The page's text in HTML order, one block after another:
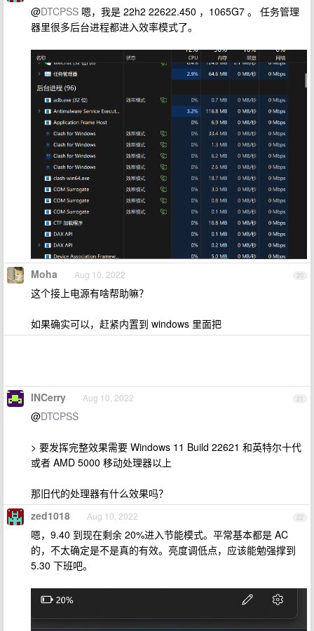
@DTCPSS 嗯，我是 22h2 22622.450 ，1065G7 。 任务管理
器里很多后台进程都进入效率模式了。
20
Moha Aug 10, 2022
这个接上电源有啥帮助嘛？
如果确实可以，赶紧内置到 windows 里面把
21
INCerry Aug 10, 2022
@DTCPSS
> 要发挥完整效果需要 Windows 11 Build 22621 和英特尔十代
或者 AMD 5000 移动处理器以上
那旧代的处理器有什么效果吗？
22
zed1018 Aug 10, 2022
嗯，9.40 到现在剩余 20%进入节能模式。平常基本都是 AC
的，不太确定是不是真的有效。亮度调低点，应该能勉强撑到
5.30 下班吧。